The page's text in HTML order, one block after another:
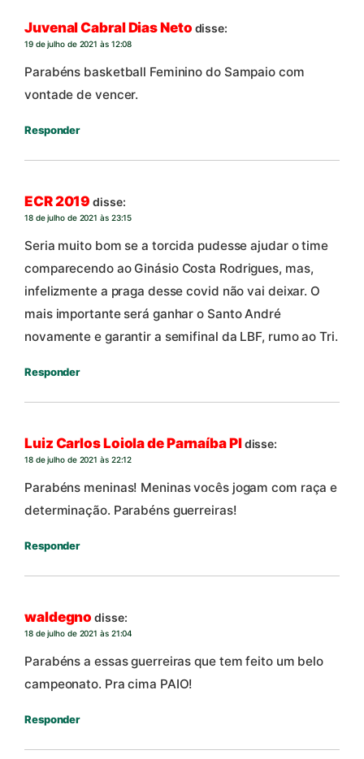
Juvenal Cabral Dias Neto disse:
19 de julho de 2021 às 12:08
Parabéns basketball Feminino do Sampaio com
vontade de vencer.
Responder
ECR 2019 disse:
18 de julho de 2021 às 23:15
Seria muito bom se a torcida pudesse ajudar o time
comparecendo ao Ginásio Costa Rodrigues, mas,
infelizmente a praga desse covid não vai deixar. O
mais importante será ganhar o Santo André
novamente e garantir a semifinal da LBF, rumo ao Tri.
Responder
Luiz Carlos Loiola de Parnaíba PIdisse:
18 de julho de 2021 às 22:12
Parabéns meninas! Meninas vocês jogam com raça e
determinação. Parabéns guerreiras!
Responder
waldegno disse:
18 de julho de 2021 às 21:04
Parabéns a essas guerreiras que tem feito um belo
campeonato. Pra cima PAIO!
Responder